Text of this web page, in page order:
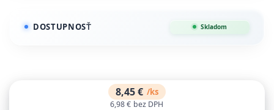
DOSTUPNOSŤ Skladom
8,45 € /ks
6,98 € bez DPH